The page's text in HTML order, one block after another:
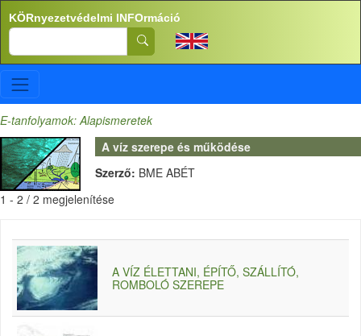
Ugrás a tartalomra
KÖRnyezetvédelmi INFOrmáció
Search
E-tanfolyamok: Alapismeretek
A víz szerepe és működése
Szerző: BME ABÉT
1 - 2 / 2 megjelenítése
A VÍZ ÉLETTANI, ÉPÍTŐ, SZÁLLÍTÓ,
ROMBOLÓ SZEREPE